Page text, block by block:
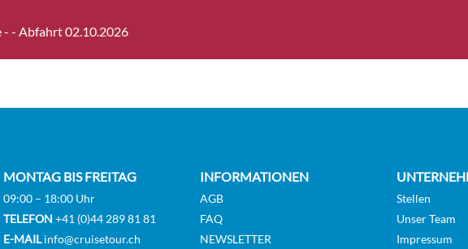
UPPER DECK 1 SINGLE BED CAT B-
[B_SGL_PS]
MAIN DECK 1 QUEEN BED SUITE CAT
B-[B_SUI_PP]
- - Abfahrt 02.10.2026
MONTAG BIS FREITAG
09:00 – 18:00 Uhr
TELEFON +41 (0)44 289 81 81
E-MAILinfo@cruisetour.ch
INFORMATIONEN
AGB
FAQ
NEWSLETTER
Stellen
Unser Team
Impressum